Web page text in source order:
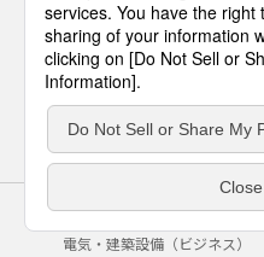
サイトのご利用にあたって
電気・建築設備（ビジネス）